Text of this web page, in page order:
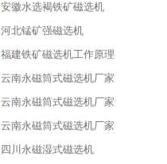
安徽水选褐铁矿磁选机
河北锰矿强磁选机
福建铁矿磁选机工作原理
云南永磁筒式磁选机厂家
云南永磁筒式磁选机厂家
云南永磁筒式磁选机厂家
四川永磁湿式磁选机